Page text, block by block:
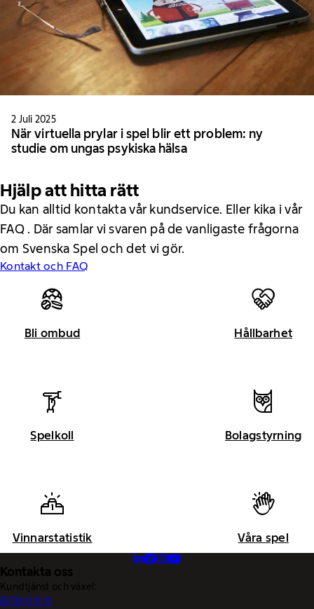
2 Juli 2025
När virtuella prylar i spel blir ett problem: ny
studie om ungas psykiska hälsa
Hjälp att hitta rätt
Du kan alltid kontakta vår kundservice. Eller kika i vår
FAQ . Där samlar vi svaren på de vanligaste frågorna
om Svenska Spel och det vi gör.
Kontakt och FAQ
Bli ombud Hållbarhet
Spelkoll Bolagstyrning
Vinnarstatistik Våra spel
Kontakta oss
Kundtjänst och växel:
0770-11 11 11